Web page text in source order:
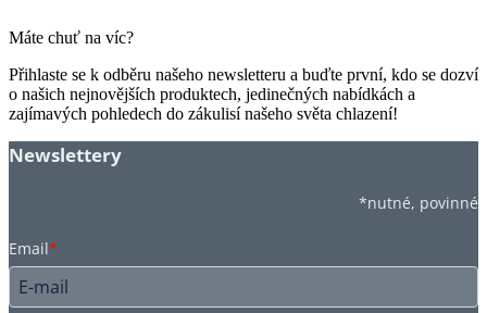
Máte chuť na víc?
Přihlaste se k odběru našeho newsletteru a buďte první, kdo se dozví
o našich nejnovějších produktech, jedinečných nabídkách a
zajímavých pohledech do zákulisí našeho světa chlazení!
Newslettery
*nutné, povinné
Email*